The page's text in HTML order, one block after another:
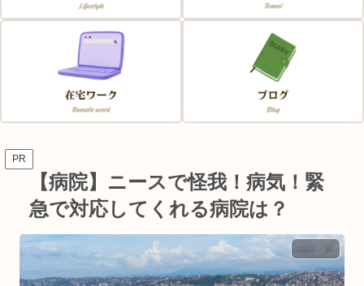
PR
【病院】ニースで怪我！病気！緊
急で対応してくれる病院は？
病院・薬